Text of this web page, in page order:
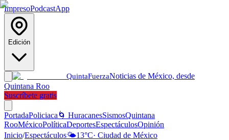
ImpresoPodcastApp
Edición
QuintaFuerzaNoticias de México, desde
Quintana Roo
Suscríbete gratis
PortadaPoliciaca 🌀 HuracanesSismosQuintana
RooMéxicoPolíticaDeportesEspectáculosOpinión
Inicio/Espectáculos🌤️13°C· Ciudad de México